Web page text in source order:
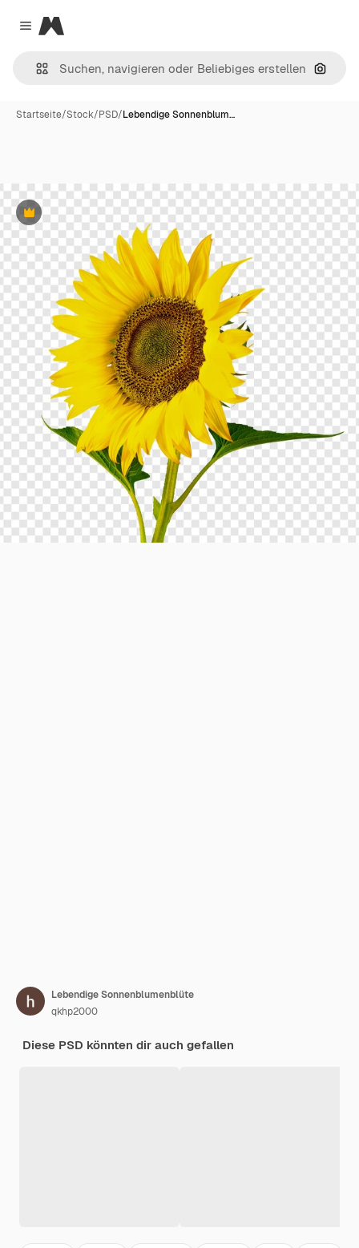
Close menu
Magnific
Nach
Startseite/Stock/PSD/Lebendige Sonnenblum…
Premium
Lebendige Sonnenblumenblüte
qkhp2000
Diese PSD könnten dir auch gefallen